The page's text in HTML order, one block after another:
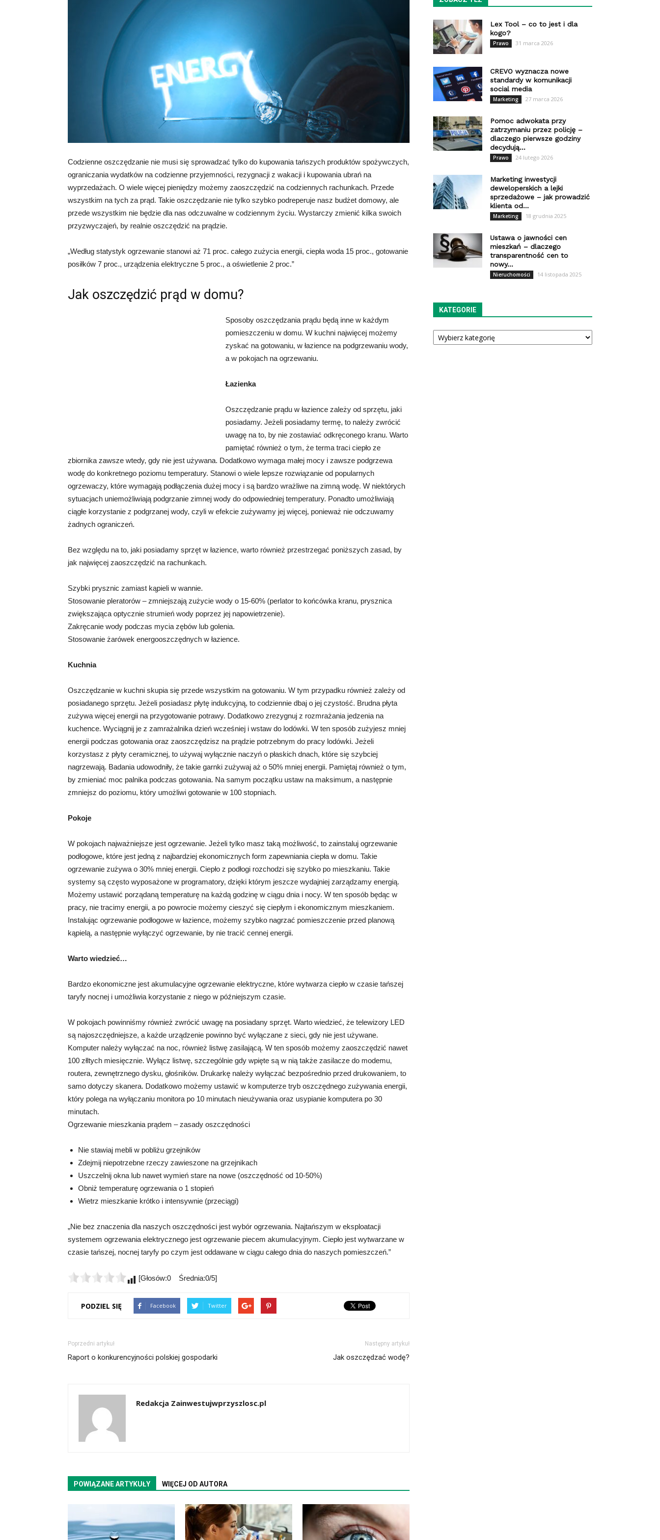
Codzienne oszczędzanie nie musi się sprowadzać tylko do kupowania tańszych produktów spożywczych,
ograniczania wydatków na codzienne przyjemności, rezygnacji z wakacji i kupowania ubrań na
wyprzedażach. O wiele więcej pieniędzy możemy zaoszczędzić na codziennych rachunkach. Przede
wszystkim na tych za prąd. Takie oszczędzanie nie tylko szybko podreperuje nasz budżet domowy, ale
przede wszystkim nie będzie dla nas odczuwalne w codziennym życiu. Wystarczy zmienić kilka swoich
przyzwyczajeń, by realnie oszczędzić na prądzie.
„Według statystyk ogrzewanie stanowi aż 71 proc. całego zużycia energii, ciepła woda 15 proc., gotowanie
posiłków 7 proc., urządzenia elektryczne 5 proc., a oświetlenie 2 proc.”
Jak oszczędzić prąd w domu?
Sposoby oszczędzania prądu będą inne w każdym
pomieszczeniu w domu. W kuchni najwięcej możemy
zyskać na gotowaniu, w łazience na podgrzewaniu wody,
a w pokojach na ogrzewaniu.
Łazienka
Oszczędzanie prądu w łazience zależy od sprzętu, jaki
posiadamy. Jeżeli posiadamy termę, to należy zwrócić
uwagę na to, by nie zostawiać odkręconego kranu. Warto
pamiętać również o tym, że terma traci ciepło ze
zbiornika zawsze wtedy, gdy nie jest używana. Dodatkowo wymaga małej mocy i zawsze podgrzewa
wodę do konkretnego poziomu temperatury. Stanowi o wiele lepsze rozwiązanie od popularnych
ogrzewaczy, które wymagają podłączenia dużej mocy i są bardzo wrażliwe na zimną wodę. W niektórych
sytuacjach uniemożliwiają podgrzanie zimnej wody do odpowiedniej temperatury. Ponadto umożliwiają
ciągłe korzystanie z podgrzanej wody, czyli w efekcie zużywamy jej więcej, ponieważ nie odczuwamy
żadnych ograniczeń.
Bez względu na to, jaki posiadamy sprzęt w łazience, warto również przestrzegać poniższych zasad, by
jak najwięcej zaoszczędzić na rachunkach.
Szybki prysznic zamiast kąpieli w wannie.
Stosowanie pleratorów – zmniejszają zużycie wody o 15-60% (perlator to końcówka kranu, prysznica
zwiększająca optycznie strumień wody poprzez jej napowietrzenie).
Zakręcanie wody podczas mycia zębów lub golenia.
Stosowanie żarówek energooszczędnych w łazience.
Kuchnia
Oszczędzanie w kuchni skupia się przede wszystkim na gotowaniu. W tym przypadku również zależy od
posiadanego sprzętu. Jeżeli posiadasz płytę indukcyjną, to codziennie dbaj o jej czystość. Brudna płyta
zużywa więcej energii na przygotowanie potrawy. Dodatkowo zrezygnuj z rozmrażania jedzenia na
kuchence. Wyciągnij je z zamrażalnika dzień wcześniej i wstaw do lodówki. W ten sposób zużyjesz mniej
energii podczas gotowania oraz zaoszczędzisz na prądzie potrzebnym do pracy lodówki. Jeżeli
korzystasz z płyty ceramicznej, to używaj wyłącznie naczyń o płaskich dnach, które się szybciej
nagrzewają. Badania udowodniły, że takie garnki zużywaj aż o 50% mniej energii. Pamiętaj również o tym,
by zmieniać moc palnika podczas gotowania. Na samym początku ustaw na maksimum, a następnie
zmniejsz do poziomu, który umożliwi gotowanie w 100 stopniach.
Pokoje
W pokojach najważniejsze jest ogrzewanie. Jeżeli tylko masz taką możliwość, to zainstaluj ogrzewanie
podłogowe, które jest jedną z najbardziej ekonomicznych form zapewniania ciepła w domu. Takie
ogrzewanie zużywa o 30% mniej energii. Ciepło z podłogi rozchodzi się szybko po mieszkaniu. Takie
systemy są często wyposażone w programatory, dzięki którym jeszcze wydajniej zarządzamy energią.
Możemy ustawić porządaną temperaturę na każdą godzinę w ciągu dnia i nocy. W ten sposób będąc w
pracy, nie tracimy energii, a po powrocie możemy cieszyć się ciepłym i ekonomicznym mieszkaniem.
Instalując ogrzewanie podłogowe w łazience, możemy szybko nagrzać pomieszczenie przed planową
kąpielą, a następnie wyłączyć ogrzewanie, by nie tracić cennej energii.
Warto wiedzieć…
Bardzo ekonomiczne jest akumulacyjne ogrzewanie elektryczne, które wytwarza ciepło w czasie tańszej
taryfy nocnej i umożliwia korzystanie z niego w późniejszym czasie.
W pokojach powinniśmy również zwrócić uwagę na posiadany sprzęt. Warto wiedzieć, że telewizory LED
są najoszczędniejsze, a każde urządzenie powinno być wyłączane z sieci, gdy nie jest używane.
Komputer należy wyłączać na noc, również listwę zasilającą. W ten sposób możemy zaoszczędzić nawet
100 złltych miesięcznie. Wyłącz listwę, szczególnie gdy wpięte są w nią także zasilacze do modemu,
routera, zewnętrznego dysku, głośników. Drukarkę należy wyłączać bezpośrednio przed drukowaniem, to
samo dotyczy skanera. Dodatkowo możemy ustawić w komputerze tryb oszczędnego zużywania energii,
który polega na wyłączaniu monitora po 10 minutach nieużywania oraz usypianie komputera po 30
minutach.
Ogrzewanie mieszkania prądem – zasady oszczędności
Nie stawiaj mebli w pobliżu grzejników
Zdejmij niepotrzebne rzeczy zawieszone na grzejnikach
Uszczelnij okna lub nawet wymień stare na nowe (oszczędność od 10-50%)
Obniż temperaturę ogrzewania o 1 stopień
Wietrz mieszkanie krótko i intensywnie (przeciągi)
„Nie bez znaczenia dla naszych oszczędności jest wybór ogrzewania. Najtańszym w eksploatacji
systemem ogrzewania elektrycznego jest ogrzewanie piecem akumulacyjnym. Ciepło jest wytwarzane w
czasie tańszej, nocnej taryfy po czym jest oddawane w ciągu całego dnia do naszych pomieszczeń.”
[Głosów:0 Średnia:0/5]
PODZIEL SIĘ Facebook Twitter
Poprzedni artykuł
Raport o konkurencyjności polskiej gospodarki
Następny artykuł
Jak oszczędzać wodę?
Redakcja Zainwestujwprzyszlosc.pl
POWIĄZANE ARTYKUŁY WIĘCEJ OD AUTORA
Lex Tool – co to jest i dla
kogo?
Prawo 31 marca 2026
CREVO wyznacza nowe
standardy w komunikacji
social media
Marketing 27 marca 2026
Pomoc adwokata przy
zatrzymaniu przez policję –
dlaczego pierwsze godziny
decydują...
Prawo 24 lutego 2026
Marketing inwestycji
deweloperskich a lejki
sprzedażowe – jak prowadzić
klienta od...
Marketing 18 grudnia 2025
Ustawa o jawności cen
mieszkań – dlaczego
transparentność cen to
nowy...
Nieruchomości 14 listopada 2025
KATEGORIE
Kategorie